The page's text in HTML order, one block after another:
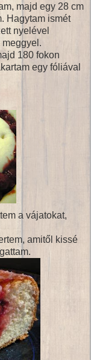
majd egy 28 cm
Hagytam ismét
nyelével
meggyel.
180 fokon
egy fóliával
a vájatokat,
amitől kissé